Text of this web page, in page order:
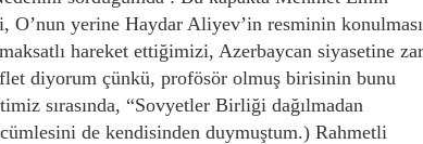
O’nun yerine Haydar Aliyev’in resminin konulması
hareket ettiğimizi, Azerbaycan siyasetine
diyorum çünkü, profösör olmuş birisinin bunu
sırasında, “Sovyetler Birliği dağılmadan
de kendisinden duymuştum.) Rahmetli